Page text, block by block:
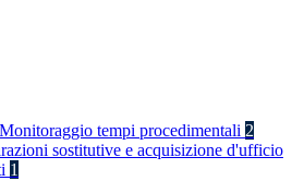
Monitoraggio tempi procedimentali 2
sostitutive e acquisizione d'ufficio
1